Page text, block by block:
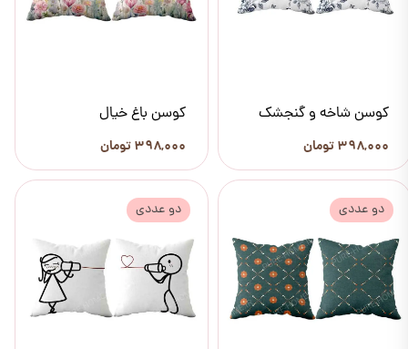
کوسن شاخه و گنجشک
۳۹۸,۰۰۰ تومان
کوسن باغ خیال
۳۹۸,۰۰۰ تومان
دو عددی دو عددی